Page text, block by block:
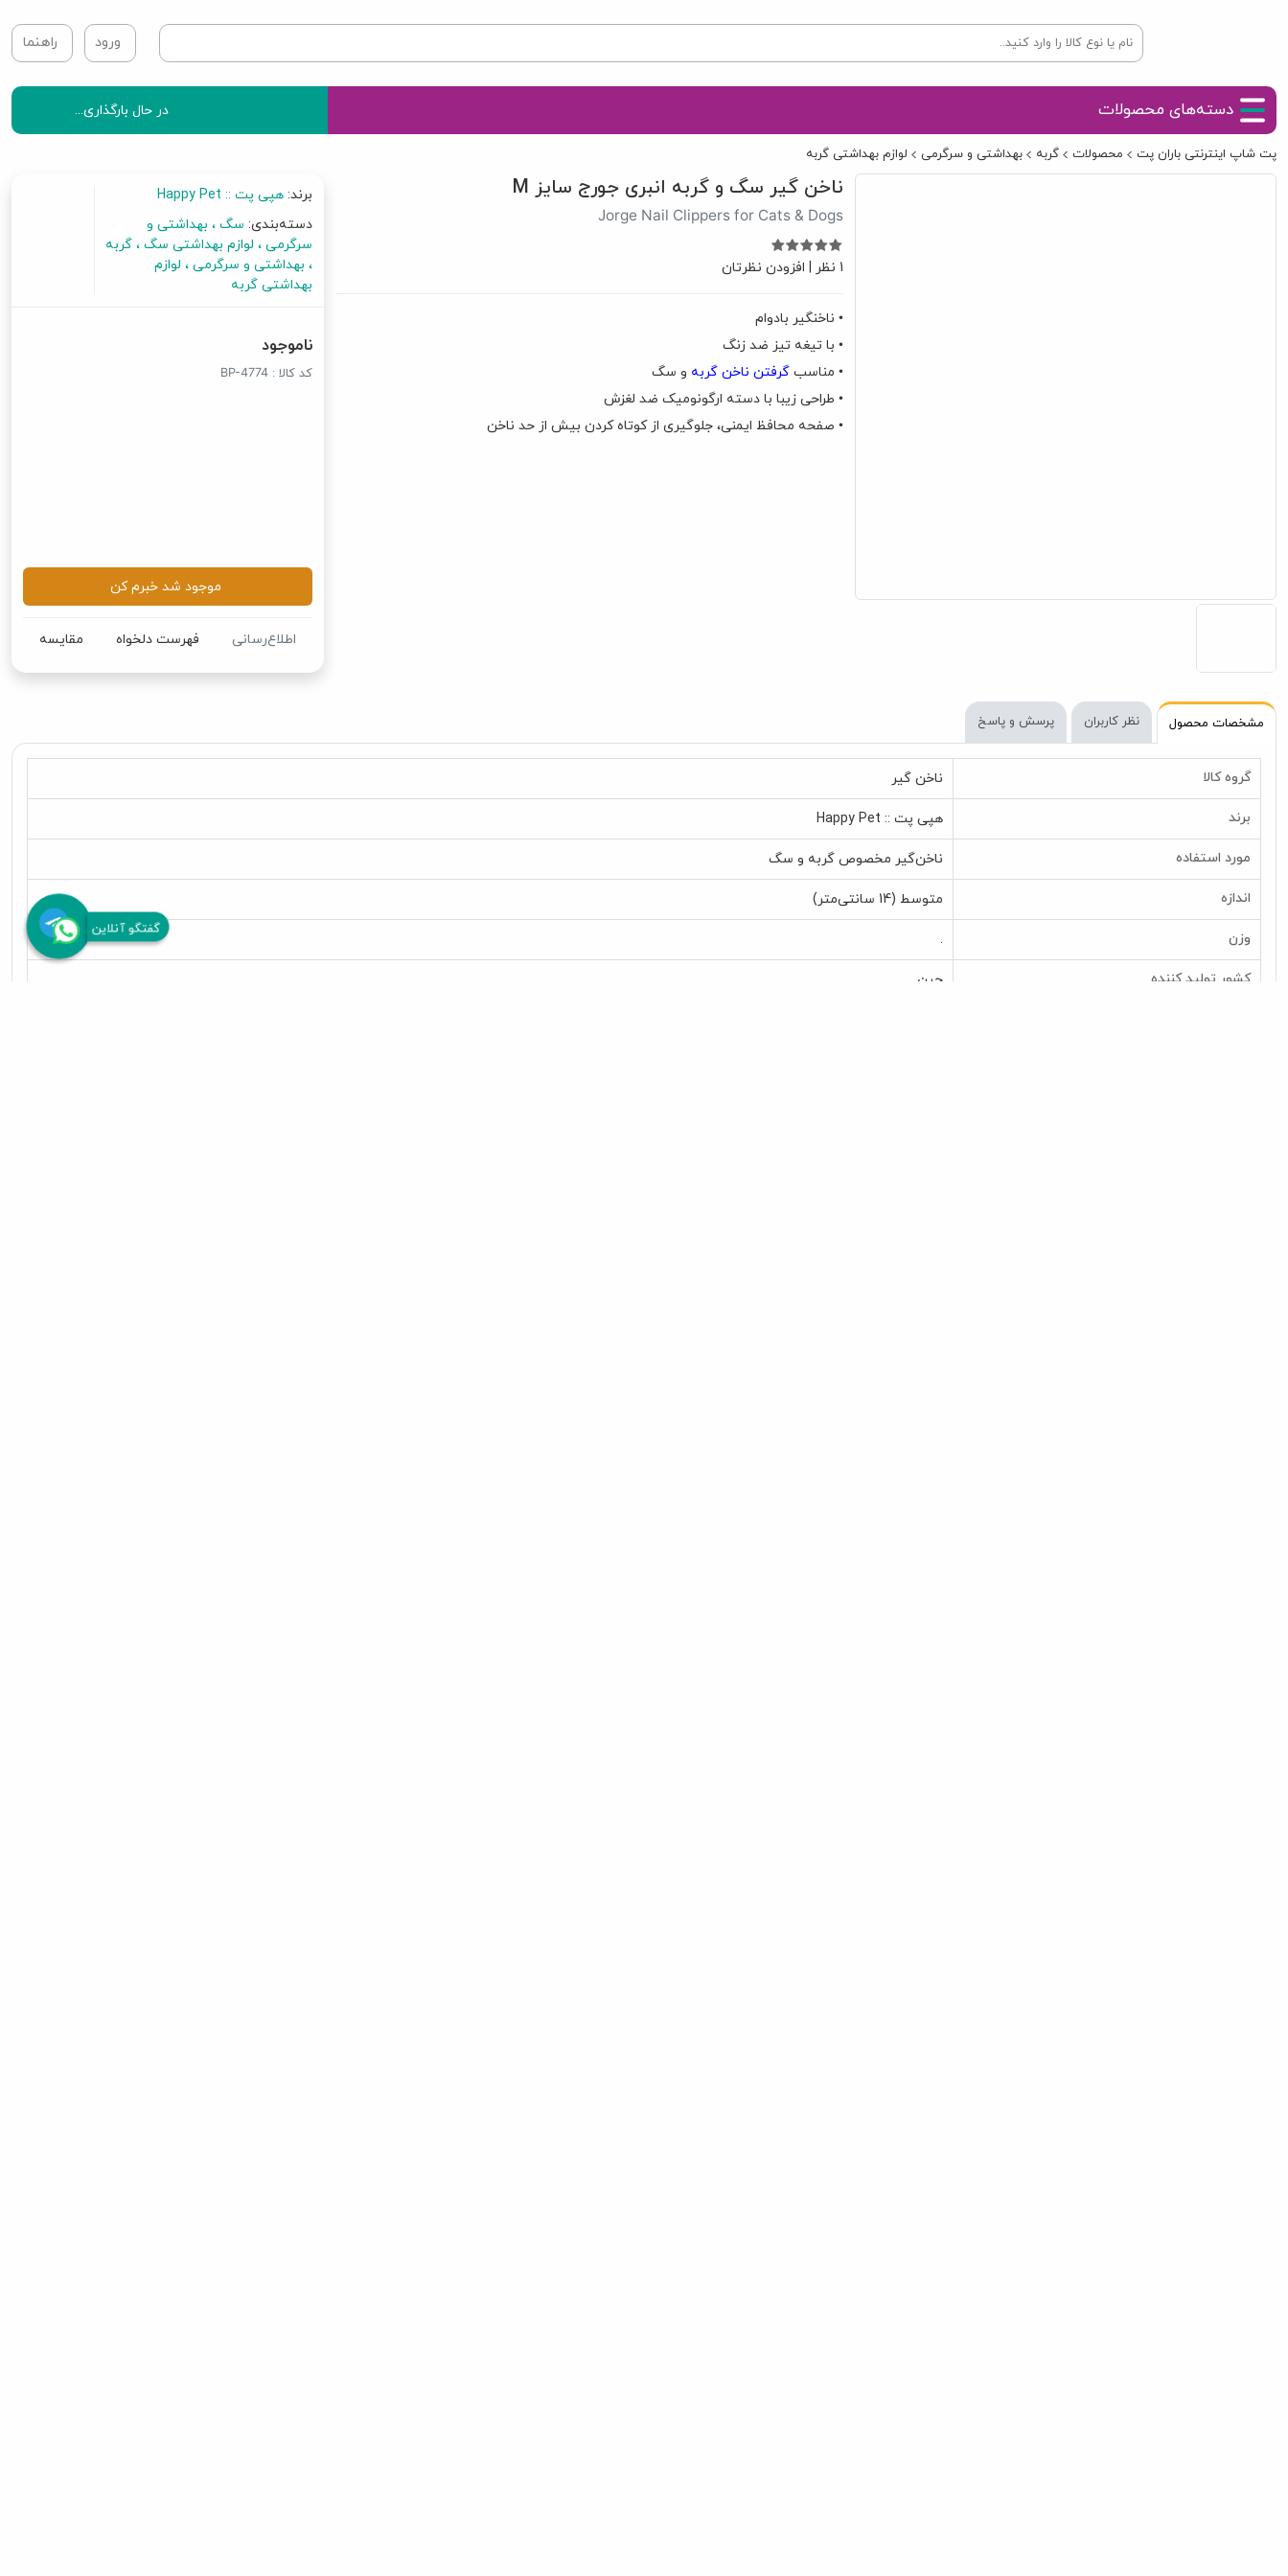
ورود راهنما
دسته‌های محصولات در حال بارگذاری...
پت شاپ اینترنتی باران پت محصولات گربه بهداشتی و سرگرمی لوازم بهداشتی گربه
ناخن گیر سگ و گربه انبری جورج سایز M
Jorge Nail Clippers for Cats & Dogs
1 نظر | افزودن نظرتان
• ناخنگیر بادوام
• با تیغه تیز ضد زنگ
• مناسب گرفتن ناخن گربه و سگ
• طراحی زیبا با دسته ارگونومیک ضد لغزش
• صفحه محافظ ایمنی، جلوگیری از کوتاه کردن بیش از حد ناخن
برند:هپی پت :: Happy Pet
دسته‌بندی: سگ بهداشتی و
سرگرمی لوازم بهداشتی سگ گربه
بهداشتی و سرگرمی لوازم
بهداشتی گربه
ناموجود
کد کالا :BP-4774
موجود شد خبرم کن
اطلاع‌رسانی فهرست دلخواه مقایسه
مشخصات محصول نظر کاربران پرسش و پاسخ
گروه کالا ناخن گیر
برند هپی پت :: Happy Pet
مورد استفاده ناخن‌گیر مخصوص گربه و سگ
اندازه متوسط (14 سانتی‌متر)
وزن .
کشور تولید کننده چین
گفتگو آنلاین